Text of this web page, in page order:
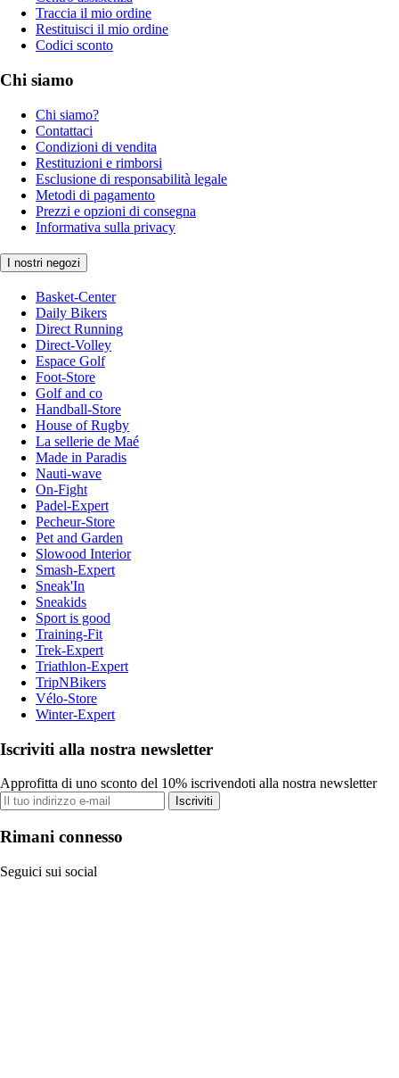
Traccia il mio ordine
Restituisci il mio ordine
Codici sconto
Chi siamo
Chi siamo?
Contattaci
Condizioni di vendita
Restituzioni e rimborsi
Esclusione di responsabilità legale
Metodi di pagamento
Prezzi e opzioni di consegna
Informativa sulla privacy
I nostri negozi
Basket-Center
Daily Bikers
Direct Running
Direct-Volley
Espace Golf
Foot-Store
Golf and co
Handball-Store
House of Rugby
La sellerie de Maé
Made in Paradis
Nauti-wave
On-Fight
Padel-Expert
Pecheur-Store
Pet and Garden
Slowood Interior
Smash-Expert
Sneak'In
Sneakids
Sport is good
Training-Fit
Trek-Expert
Triathlon-Expert
TripNBikers
Vélo-Store
Winter-Expert
Iscriviti alla nostra newsletter
Approfitta di uno sconto del 10% iscrivendoti alla nostra newsletter
Iscriviti
Rimani connesso
Seguici sui social